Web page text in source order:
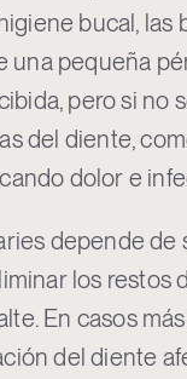
bucal, las
una pequeña
pero si no
del diente,
dolor e
depende de
los restos
En casos
del diente